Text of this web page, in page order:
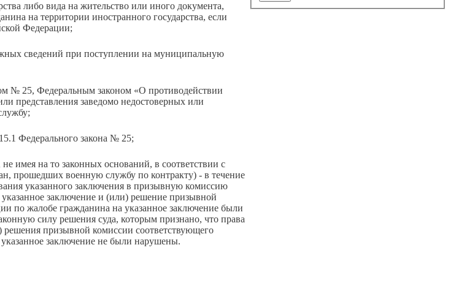
либо вида на жительство или иного документа,
на территории иностранного государства, если
Федерации;
сведений при поступлении на муниципальную
№ 25, Федеральным законом «О противодействии
представления заведомо недостоверных или
Федерального закона № 25;
имея на то законных оснований, в соответствии с
прошедших военную службу по контракту) - в течение
указанного заключения в призывную комиссию
заключение и (или) решение призывной
по жалобе гражданина на указанное заключение были
силу решения суда, которым признано, что права
призывной комиссии соответствующего
заключение не были нарушены.